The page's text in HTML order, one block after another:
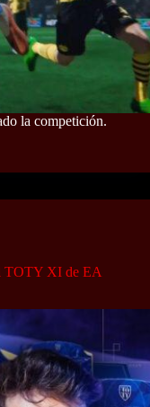
la competición.
TOTY XI de EA